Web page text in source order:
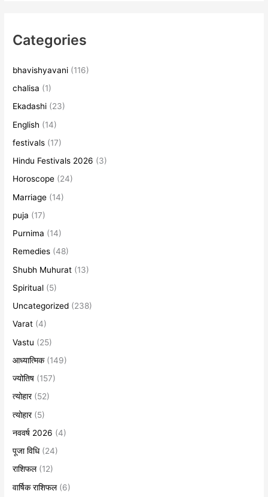
Categories
bhavishyavani (116)
chalisa (1)
Ekadashi (23)
English (14)
festivals (17)
Hindu Festivals 2026 (3)
Horoscope (24)
Marriage (14)
puja (17)
Purnima (14)
Remedies (48)
Shubh Muhurat (13)
Spiritual (5)
Uncategorized (238)
Varat (4)
Vastu (25)
आध्यात्मिक(149)
ज्योतिष (157)
त्योहार(52)
त्योहार(5)
नववर्ष 2026 (4)
पूजा विधि(24)
राशिफल(12)
वार्षिक राशिफल(6)